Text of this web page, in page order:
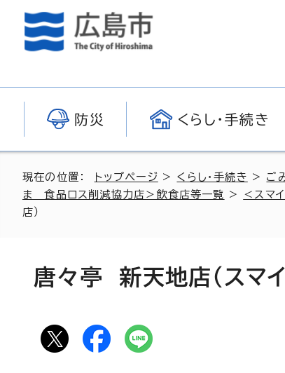
防災 くらし・手続き
現在の位置： トップページ > くらし・手続き > ご
ま 食品ロス削減協力店＞飲食店等一覧 > ＜スマ
店）
唐々亭 新天地店（スマ